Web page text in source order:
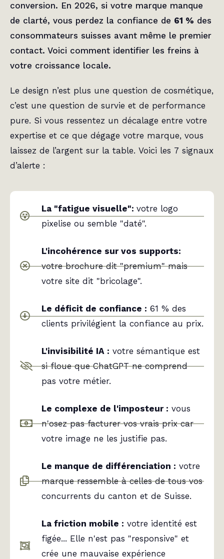
conversion. En 2026, si votre marque manque
de clarté, vous perdez la confiance de 61 % des
consommateurs suisses avant même le premier
contact. Voici comment identifier les freins à
votre croissance locale.
Le design n’est plus une question de cosmétique,
c’est une question de survie et de performance
pure. Si vous ressentez un décalage entre votre
expertise et ce que dégage votre marque, vous
laissez de l’argent sur la table. Voici les 7 signaux
d’alerte :
La "fatigue visuelle": votre logo
pixelise ou semble "daté".
L'incohérence sur vos supports:
votre brochure dit "premium" mais
votre site dit "bricolage".
Le déficit de confiance : 61 % des
clients privilégient la confiance au prix.
L'invisibilité IA : votre sémantique est
si floue que ChatGPT ne comprend
pas votre métier.
Le complexe de l'imposteur : vous
n'osez pas facturer vos vrais prix car
votre image ne les justifie pas.
Le manque de différenciation : votre
marque ressemble à celles de tous vos
concurrents du canton et de Suisse.
La friction mobile : votre identité est
figée... Elle n'est pas "responsive" et
crée une mauvaise expérience